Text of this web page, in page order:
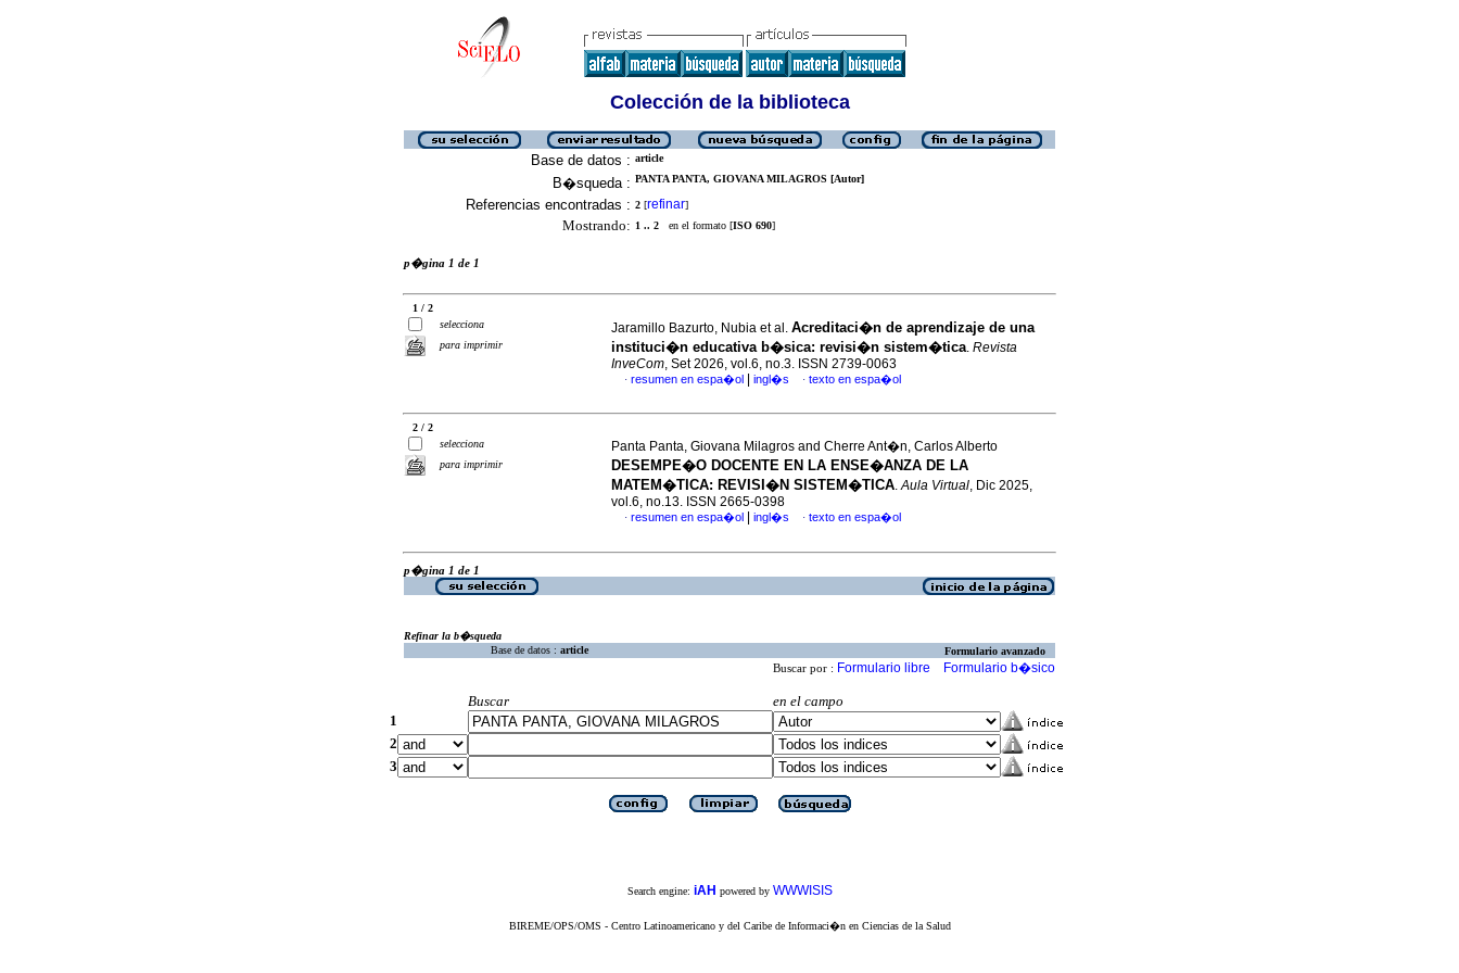
Colección de la biblioteca
Base de datos : article
B�squeda : PANTA PANTA, GIOVANA MILAGROS [Autor]
Referencias encontradas : 2 [refinar]
Mostrando: 1 .. 2 en el formato [ISO 690]
p�gina 1 de 1
1 / 2
selecciona
para imprimir
Jaramillo Bazurto, Nubia et al. Acreditaci�n de aprendizaje de una
instituci�n educativa b�sica: revisi�n sistem�tica. Revista
InveCom, Set 2026, vol.6, no.3. ISSN 2739-0063
· resumen en espa�ol ingl�s · texto en espa�ol
2 / 2
selecciona
para imprimir
Panta Panta, Giovana Milagros and Cherre Ant�n, Carlos Alberto
DESEMPE�O DOCENTE EN LA ENSE�ANZA DE LA
MATEM�TICA: REVISI�N SISTEM�TICA.Aula Virtual, Dic 2025,
vol.6, no.13. ISSN 2665-0398
· resumen en espa�ol ingl�s · texto en espa�ol
p�gina 1 de 1
Refinar la b�squeda
Base de datos : article Formulario avanzado
Buscar por : Formulario libre Formulario b�sico
Buscar
en el campo
1
2
3
Search engine: iAH powered by WWWISIS
BIREME/OPS/OMS - Centro Latinoamericano y del Caribe de Informaci�n en Ciencias de la Salud